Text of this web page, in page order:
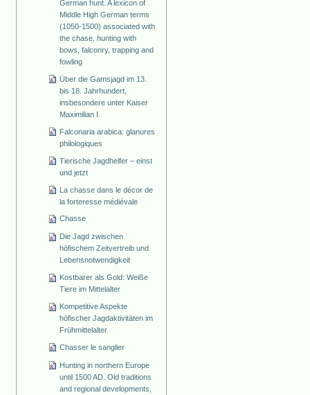
German hunt. A lexicon of
Middle High German terms
(1050-1500) associated with
the chase, hunting with
bows, falconry, trapping and
fowling
Über die Gamsjagd im 13.
bis 18. Jahrhundert,
insbesondere unter Kaiser
Maximilian I.
Falconaria arabica: glanures
philologiques
Tierische Jagdhelfer – einst
und jetzt
La chasse dans le décor de
la forteresse médiévale
Chasse
Die Jagd zwischen
höfischem Zeitvertreib und
Lebensnotwendigkeit
Kostbarer als Gold: Weiße
Tiere im Mittelalter
Kompetitive Aspekte
höfischer Jagdaktivitäten im
Frühmittelalter
Chasser le sanglier
Hunting in northern Europe
until 1500 AD. Old traditions
and regional developments,